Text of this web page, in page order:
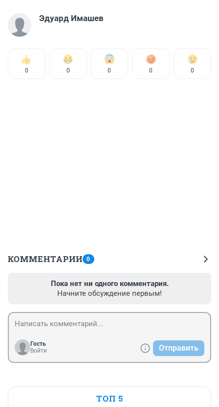
Эдуард Имашев
0 0 0 0 0
КОММЕНТАРИИ 0
Пока нет ни одного комментария.
Начните обсуждение первым!
Гость
Войти
Отправить
ТОП 5